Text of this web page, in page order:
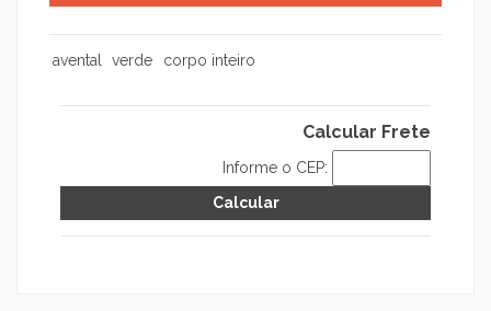
avental verde corpo inteiro
Calcular Frete
Informe o CEP: